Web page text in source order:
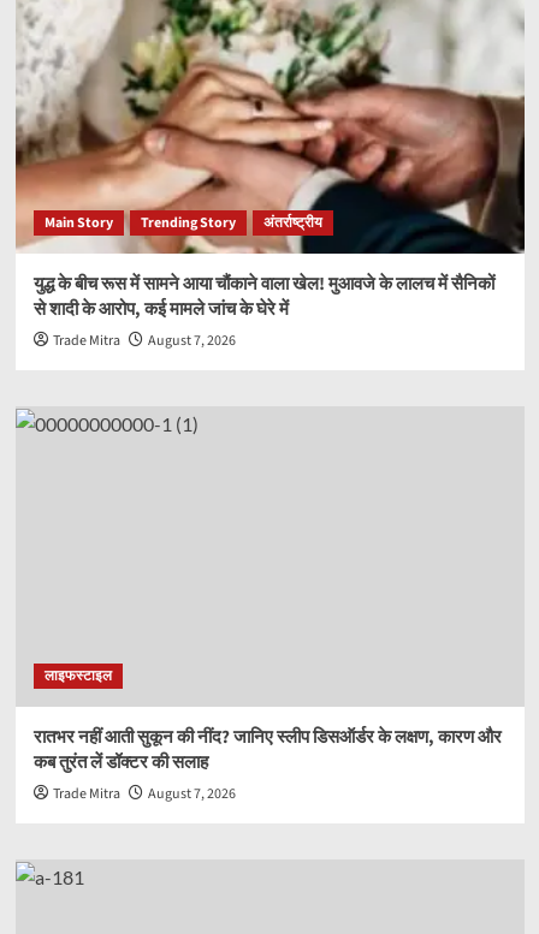
Main Story Trending Story अंतर्राष्ट्रीय
युद्ध के बीच रूस में सामने आया चौंकाने वाला खेल! मुआवजे के लालच में सैनिकों
से शादी के आरोप, कई मामले जांच के घेरे में
Trade Mitra August 7, 2026
लाइफस्टाइल
रातभर नहीं आती सुकून की नींद? जानिए स्लीप डिसऑर्डर के लक्षण, कारण और
कब तुरंत लें डॉक्टर की सलाह
Trade Mitra August 7, 2026